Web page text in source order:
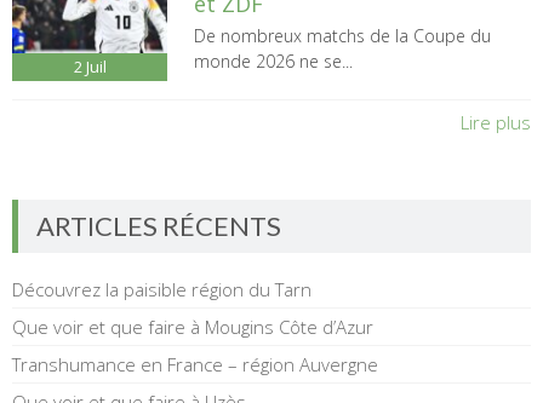
2 Juil
De nombreux matchs de la Coupe du
monde 2026 ne se...
Lire plus
ARTICLES RÉCENTS
Découvrez la paisible région du Tarn
Que voir et que faire à Mougins Côte d’Azur
Transhumance en France – région Auvergne